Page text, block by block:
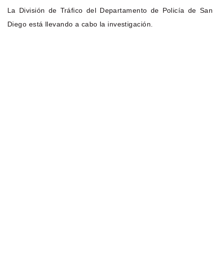
La División de Tráfico del Departamento de Policía de San
Diego está llevando a cabo la investigación.